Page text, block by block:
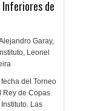
Inferiores de
Garay,
Instituto, Leonel
del Torneo
Rey de Copas
Las